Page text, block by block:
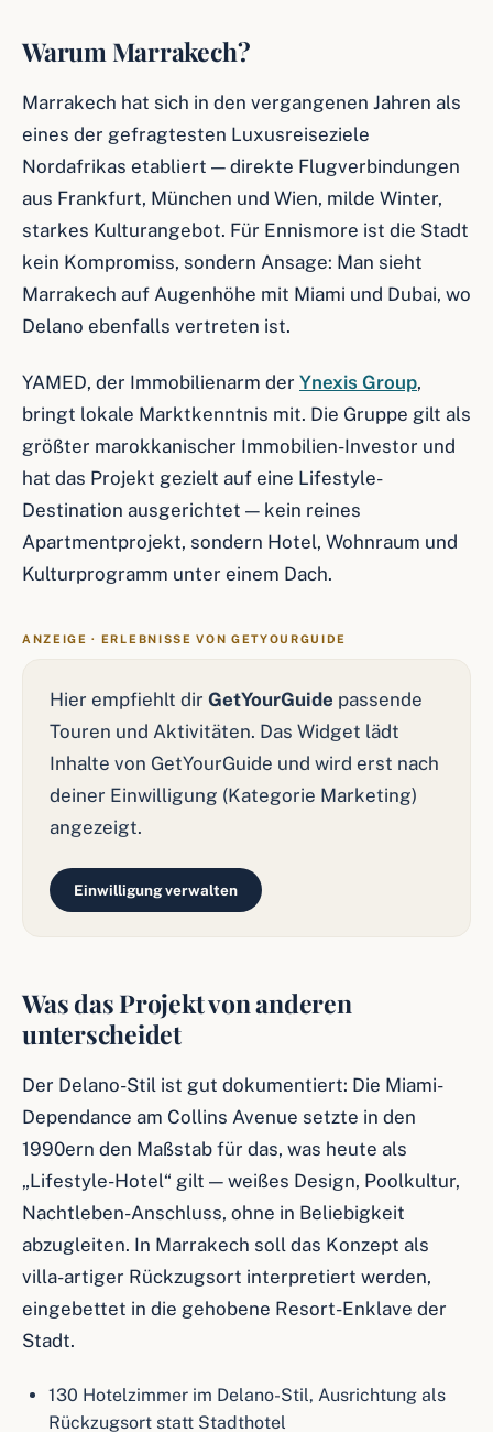
Warum Marrakech?
Marrakech hat sich in den vergangenen Jahren als
eines der gefragtesten Luxusreiseziele
Nordafrikas etabliert — direkte Flugverbindungen
aus Frankfurt, München und Wien, milde Winter,
starkes Kulturangebot. Für Ennismore ist die Stadt
kein Kompromiss, sondern Ansage: Man sieht
Marrakech auf Augenhöhe mit Miami und Dubai, wo
Delano ebenfalls vertreten ist.
YAMED, der Immobilienarm der Ynexis Group,
bringt lokale Marktkenntnis mit. Die Gruppe gilt als
größter marokkanischer Immobilien-Investor und
hat das Projekt gezielt auf eine Lifestyle-
Destination ausgerichtet — kein reines
Apartmentprojekt, sondern Hotel, Wohnraum und
Kulturprogramm unter einem Dach.
ANZEIGE · ERLEBNISSE VON GETYOURGUIDE
Hier empfiehlt dir GetYourGuide passende
Touren und Aktivitäten. Das Widget lädt
Inhalte von GetYourGuide und wird erst nach
deiner Einwilligung (Kategorie Marketing)
angezeigt.
Einwilligung verwalten
Was das Projekt von anderen
unterscheidet
Der Delano-Stil ist gut dokumentiert: Die Miami-
Dependance am Collins Avenue setzte in den
1990ern den Maßstab für das, was heute als
„Lifestyle-Hotel“ gilt — weißes Design, Poolkultur,
Nachtleben-Anschluss, ohne in Beliebigkeit
abzugleiten. In Marrakech soll das Konzept als
villa-artiger Rückzugsort interpretiert werden,
eingebettet in die gehobene Resort-Enklave der
Stadt.
130 Hotelzimmer im Delano-Stil, Ausrichtung als
Rückzugsort statt Stadthotel